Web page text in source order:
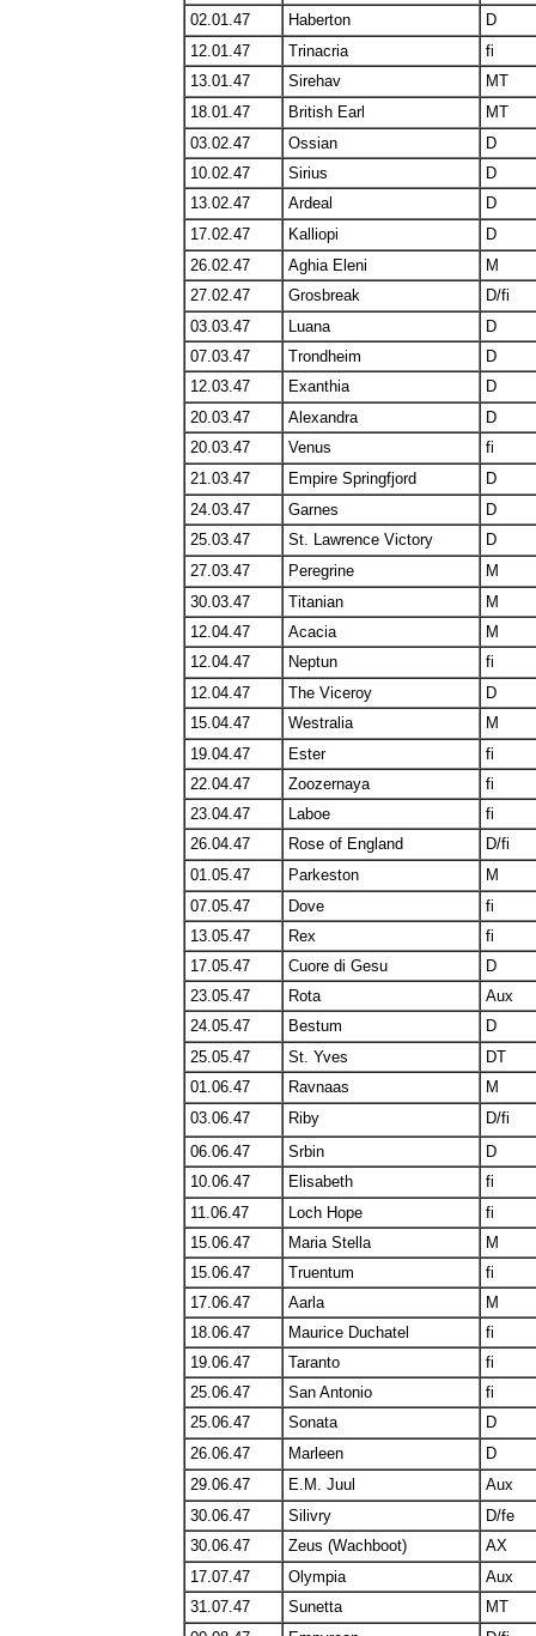
02.01.47
Haberton
D
12.01.47
Trinacria
fi
13.01.47
Sirehav
MT
18.01.47
British Earl
MT
03.02.47
Ossian
D
10.02.47
Sirius
D
13.02.47
Ardeal
D
17.02.47
Kalliopi
D
26.02.47
Aghia Eleni
M
27.02.47
Grosbreak
D/fi
03.03.47
Luana
D
07.03.47
Trondheim
D
12.03.47
Exanthia
D
20.03.47
Alexandra
D
20.03.47
Venus
fi
21.03.47
Empire Springfjord
D
24.03.47
Garnes
D
25.03.47
St. Lawrence Victory
D
27.03.47
Peregrine
M
30.03.47
Titanian
M
12.04.47
Acacia
M
12.04.47
Neptun
fi
12.04.47
The Viceroy
D
15.04.47
Westralia
M
19.04.47
Ester
fi
22.04.47
Zoozernaya
fi
23.04.47
Laboe
fi
26.04.47
Rose of England
D/fi
01.05.47
Parkeston
M
07.05.47
Dove
fi
13.05.47
Rex
fi
17.05.47
Cuore di Gesu
D
23.05.47
Rota
Aux
24.05.47
Bestum
D
25.05.47
St. Yves
DT
01.06.47
Ravnaas
M
03.06.47
Riby
D/fi
06.06.47
Srbin
D
10.06.47
Elisabeth
fi
11.06.47
Loch Hope
fi
15.06.47
Maria Stella
M
15.06.47
Truentum
fi
17.06.47
Aarla
M
18.06.47
Maurice Duchatel
fi
19.06.47
Taranto
fi
25.06.47
San Antonio
fi
25.06.47
Sonata
D
26.06.47
Marleen
D
29.06.47
E.M. Juul
Aux
30.06.47
Silivry
D/fe
30.06.47
Zeus (Wachboot)
AX
17.07.47
Olympia
Aux
31.07.47
Sunetta
MT